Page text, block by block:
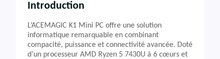
Introduction
L’ACEMAGIC K1 Mini PC offre une solution
informatique remarquable en combinant
compacité, puissance et connectivité avancée. Doté
d’un processeur AMD Ryzen 5 7430U à 6 cœurs et